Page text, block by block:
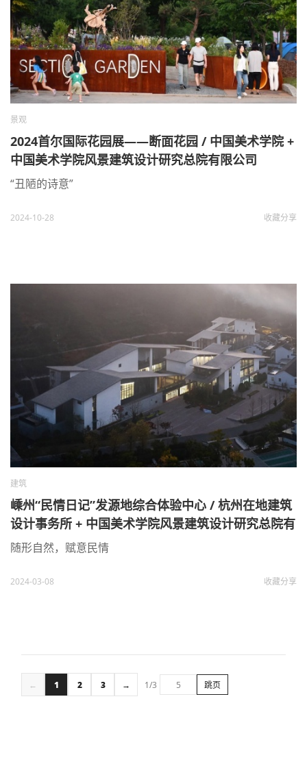
景观
2024首尔国际花园展——断面花园 / 中国美术学院 +
中国美术学院风景建筑设计研究总院有限公司
“丑陋的诗意”
2024-10-28 收藏分享
建筑
嵊州“民情日记”发源地综合体验中心 / 杭州在地建筑
设计事务所 + 中国美术学院风景建筑设计研究总院有
限公司
随形自然，赋意民情
2024-03-08 收藏分享
← 1 2 3 → 1/3 跳页